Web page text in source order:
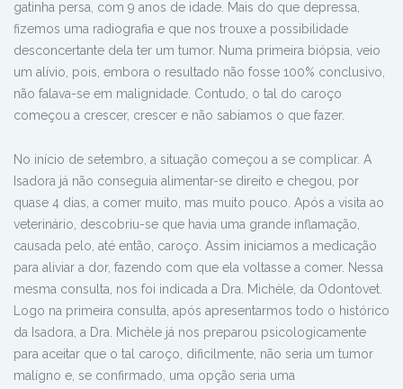
gatinha persa, com 9 anos de idade. Mais do que depressa,
fizemos uma radiografia e que nos trouxe a possibilidade
desconcertante dela ter um tumor. Numa primeira biópsia, veio
um alívio, pois, embora o resultado não fosse 100% conclusivo,
não falava-se em malignidade. Contudo, o tal do caroço
começou a crescer, crescer e não sabíamos o que fazer.
No início de setembro, a situação começou a se complicar. A
Isadora já não conseguia alimentar-se direito e chegou, por
quase 4 dias, a comer muito, mas muito pouco. Após a visita ao
veterinário, descobriu-se que havia uma grande inflamação,
causada pelo, até então, caroço. Assim iniciamos a medicação
para aliviar a dor, fazendo com que ela voltasse a comer. Nessa
mesma consulta, nos foi indicada a Dra. Michèle, da Odontovet.
Logo na primeira consulta, após apresentarmos todo o histórico
da Isadora, a Dra. Michèle já nos preparou psicologicamente
para aceitar que o tal caroço, dificilmente, não seria um tumor
malígno e, se confirmado, uma opção seria uma